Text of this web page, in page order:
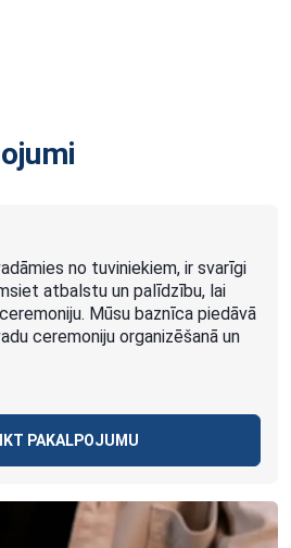
no tuviniekiem, ir svarīgi
atbalstu un palīdzību, lai
Mūsu baznīca piedāvā
ceremoniju organizēšanā un
PAKALPOJUMU